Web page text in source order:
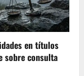
en títulos
sobre consulta